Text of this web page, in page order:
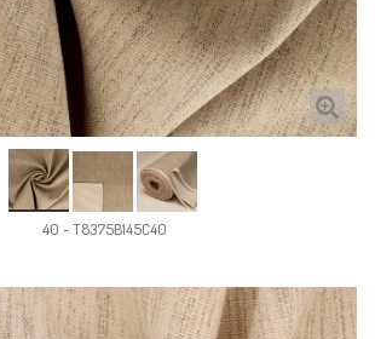
40 - T8375B145C40